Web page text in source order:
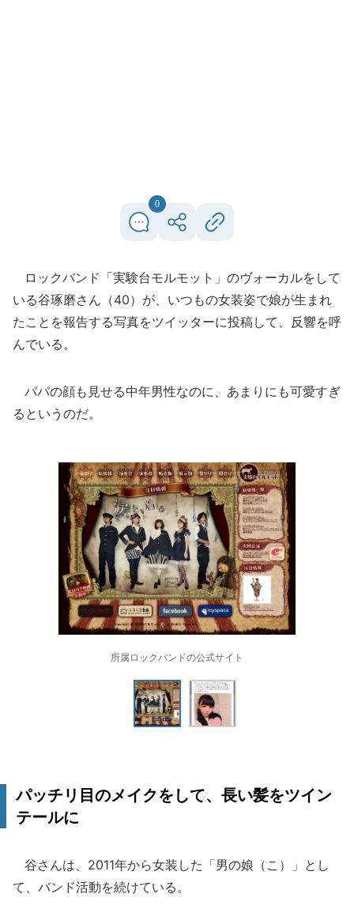
0
ロックバンド「実験台モルモット」のヴォーカルをして
いる谷琢磨さん（40）が、いつもの女装姿で娘が生まれ
たことを報告する写真をツイッターに投稿して、反響を呼
んでいる。
パパの顔も見せる中年男性なのに、あまりにも可愛すぎ
るというのだ。
所属ロックバンドの公式サイト
パッチリ目のメイクをして、長い髪をツイン
テールに
谷さんは、2011年から女装した「男の娘（こ）」とし
て、バンド活動を続けている。